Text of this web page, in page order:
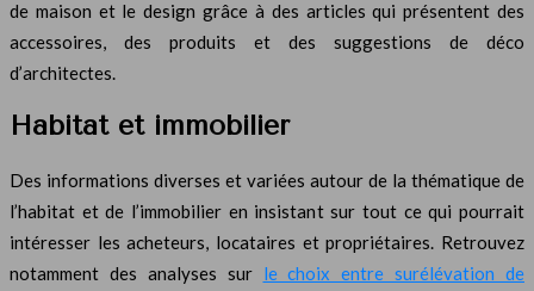
de maison et le design grâce à des articles qui présentent des
accessoires, des produits et des suggestions de déco
d’architectes.
Habitat et immobilier
Des informations diverses et variées autour de la thématique de
l’habitat et de l’immobilier en insistant sur tout ce qui pourrait
intéresser les acheteurs, locataires et propriétaires. Retrouvez
notamment des analyses sur le choix entre surélévation de